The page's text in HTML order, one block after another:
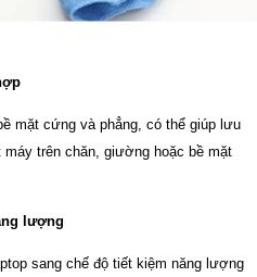
mặt cứng và phẳng, có thể giúp lưu
trên chăn, giường hoặc bề mặt
lượng
sang chế độ tiết kiệm năng lượng